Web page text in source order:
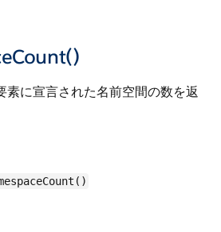
素に宣言された名前空間の数を返